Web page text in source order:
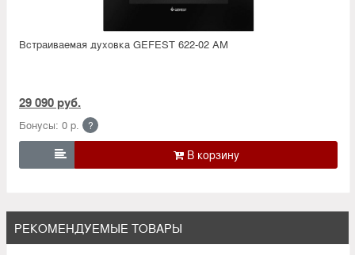
Встраиваемая духовка GEFEST 622-02 АМ
29 090 руб.
Бонусы: 0 р. ?

РЕКОМЕНДУЕМЫЕ ТОВАРЫ